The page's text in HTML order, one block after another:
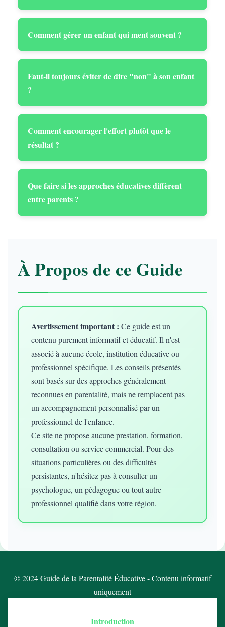
Comment gérer un enfant qui ment souvent ?
Faut-il toujours éviter de dire "non" à son enfant
?
Comment encourager l'effort plutôt que le
résultat ?
Que faire si les approches éducatives diffèrent
entre parents ?
À Propos de ce Guide
Avertissement important : Ce guide est un
contenu purement informatif et éducatif. Il n'est
associé à aucune école, institution éducative ou
professionnel spécifique. Les conseils présentés
sont basés sur des approches généralement
reconnues en parentalité, mais ne remplacent pas
un accompagnement personnalisé par un
professionnel de l'enfance.
Ce site ne propose aucune prestation, formation,
consultation ou service commercial. Pour des
situations particulières ou des difficultés
persistantes, n'hésitez pas à consulter un
psychologue, un pédagogue ou tout autre
professionnel qualifié dans votre région.
© 2024 Guide de la Parentalité Éducative - Contenu informatif
uniquement
Introduction